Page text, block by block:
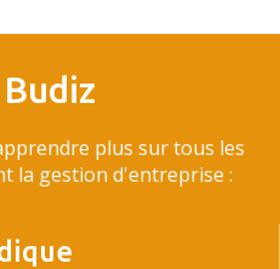
plus sur tous les
la gestion d'entreprise :